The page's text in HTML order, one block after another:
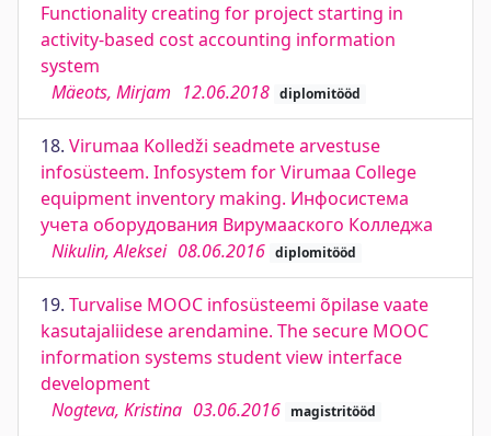
Functionality creating for project starting in
activity-based cost accounting information
system
Mäeots, Mirjam 12.06.2018 diplomitööd
18. Virumaa Kolledži seadmete arvestuse
infosüsteem. Infosystem for Virumaa College
equipment inventory making. Инфосистема
учета оборудования Вирумааского Колледжа
Nikulin, Aleksei 08.06.2016 diplomitööd
19. Turvalise MOOC infosüsteemi õpilase vaate
kasutajaliidese arendamine. The secure MOOC
information systems student view interface
development
Nogteva, Kristina 03.06.2016 magistritööd